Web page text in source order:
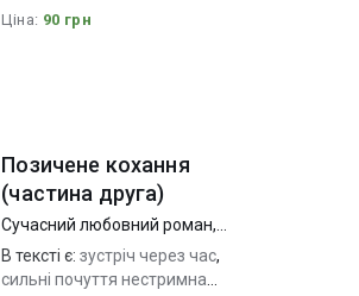
кохання_довіра_хепі енд
Ціна: 90 грн
Позичене кохання
(частина друга)
Сучасний любовний роман,
Короткий любовний роман
В тексті є:зустріч через час,
сильні почуття нестримна